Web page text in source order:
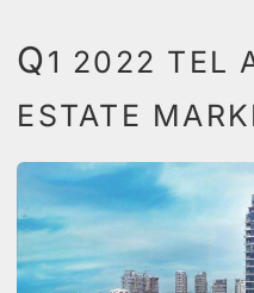
Q1 2022 TEL
ESTATE